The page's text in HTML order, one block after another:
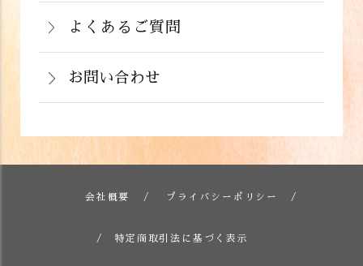
詳しくはこちら
用できます。ご注文画面の「お支払い方
法選択」画面にて、ポイント利用を入力
することができます。店舗では利用でき
ません。
詳しくはこちら
よくあるご質問
お問い合わせ
フォームでのお問い合わせ
詳しくはこちら
会社概要 プライバシーポリシー
特定商取引法に基づく表示